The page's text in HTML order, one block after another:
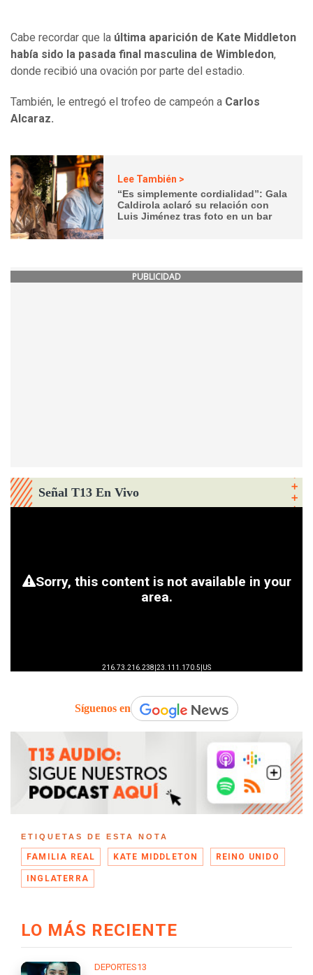
Cabe recordar que la última aparición de Kate Middleton
había sido la pasada final masculina de Wimbledon,
donde recibió una ovación por parte del estadio.
También, le entregó el trofeo de campeón a Carlos
Alcaraz.
Lee También >
“Es simplemente cordialidad”: Gala
Caldirola aclaró su relación con
Luis Jiménez tras foto en un bar
PUBLICIDAD
Señal T13 En Vivo
Síguenos en
ETIQUETAS DE ESTA NOTA
FAMILIA REAL KATE MIDDLETON REINO UNIDO
INGLATERRA
LO MÁS RECIENTE
DEPORTES13